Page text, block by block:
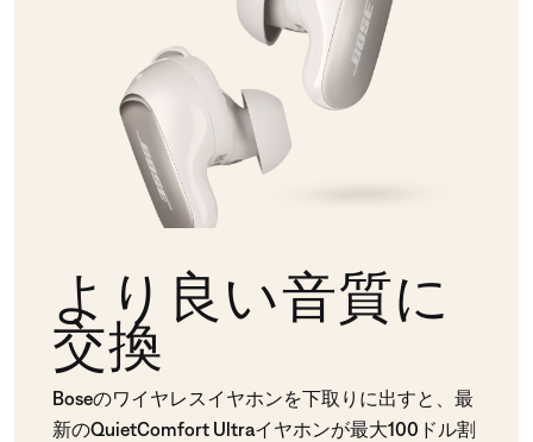
より良い音質に
交換
Boseのワイヤレスイヤホンを下取りに出すと、最
新のQuietComfort Ultraイヤホンが最大100ドル割